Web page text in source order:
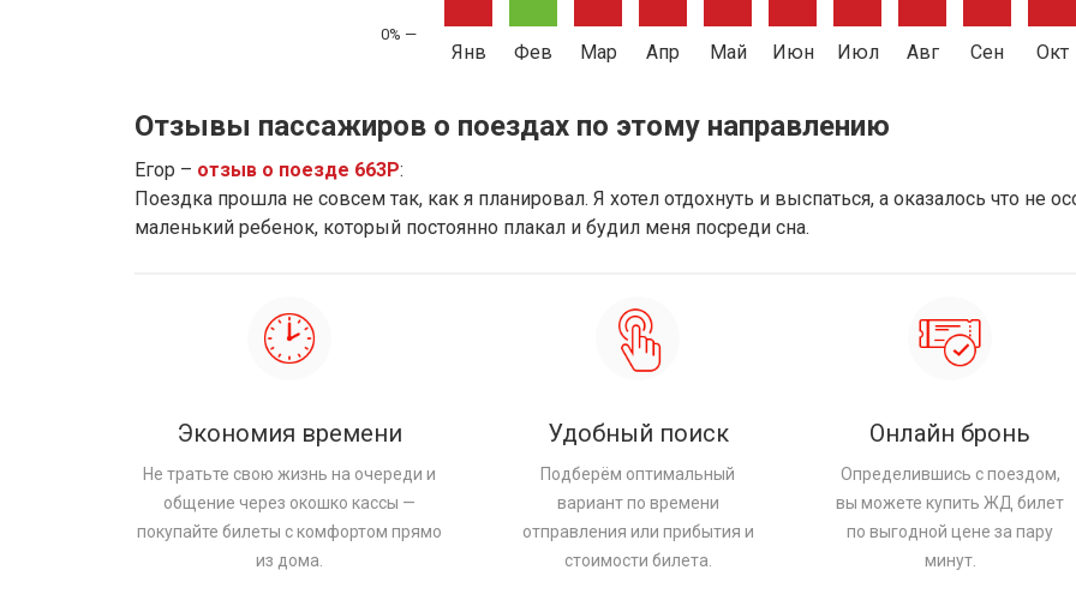
Янв Фев Мар Апр Май Июн Июл Авг Сен Окт
Отзывы пассажиров о поездах по этому направлению
Егор – отзыв о поезде 663Р:
Поездка прошла не совсем так, как я планировал. Я хотел отдохнуть и выспаться, а оказалось что не
маленький ребенок, который постоянно плакал и будил меня посреди сна.
Экономия времени
Не тратьте свою жизнь на очереди и
общение через окошко кассы —
покупайте билеты с комфортом прямо
из дома.
Удобный поиск
Подберём оптимальный
вариант по времени
отправления или прибытия и
стоимости билета.
Онлайн бронь
Определившись с поездом,
вы можете купить ЖД билет
по выгодной цене за пару
минут.